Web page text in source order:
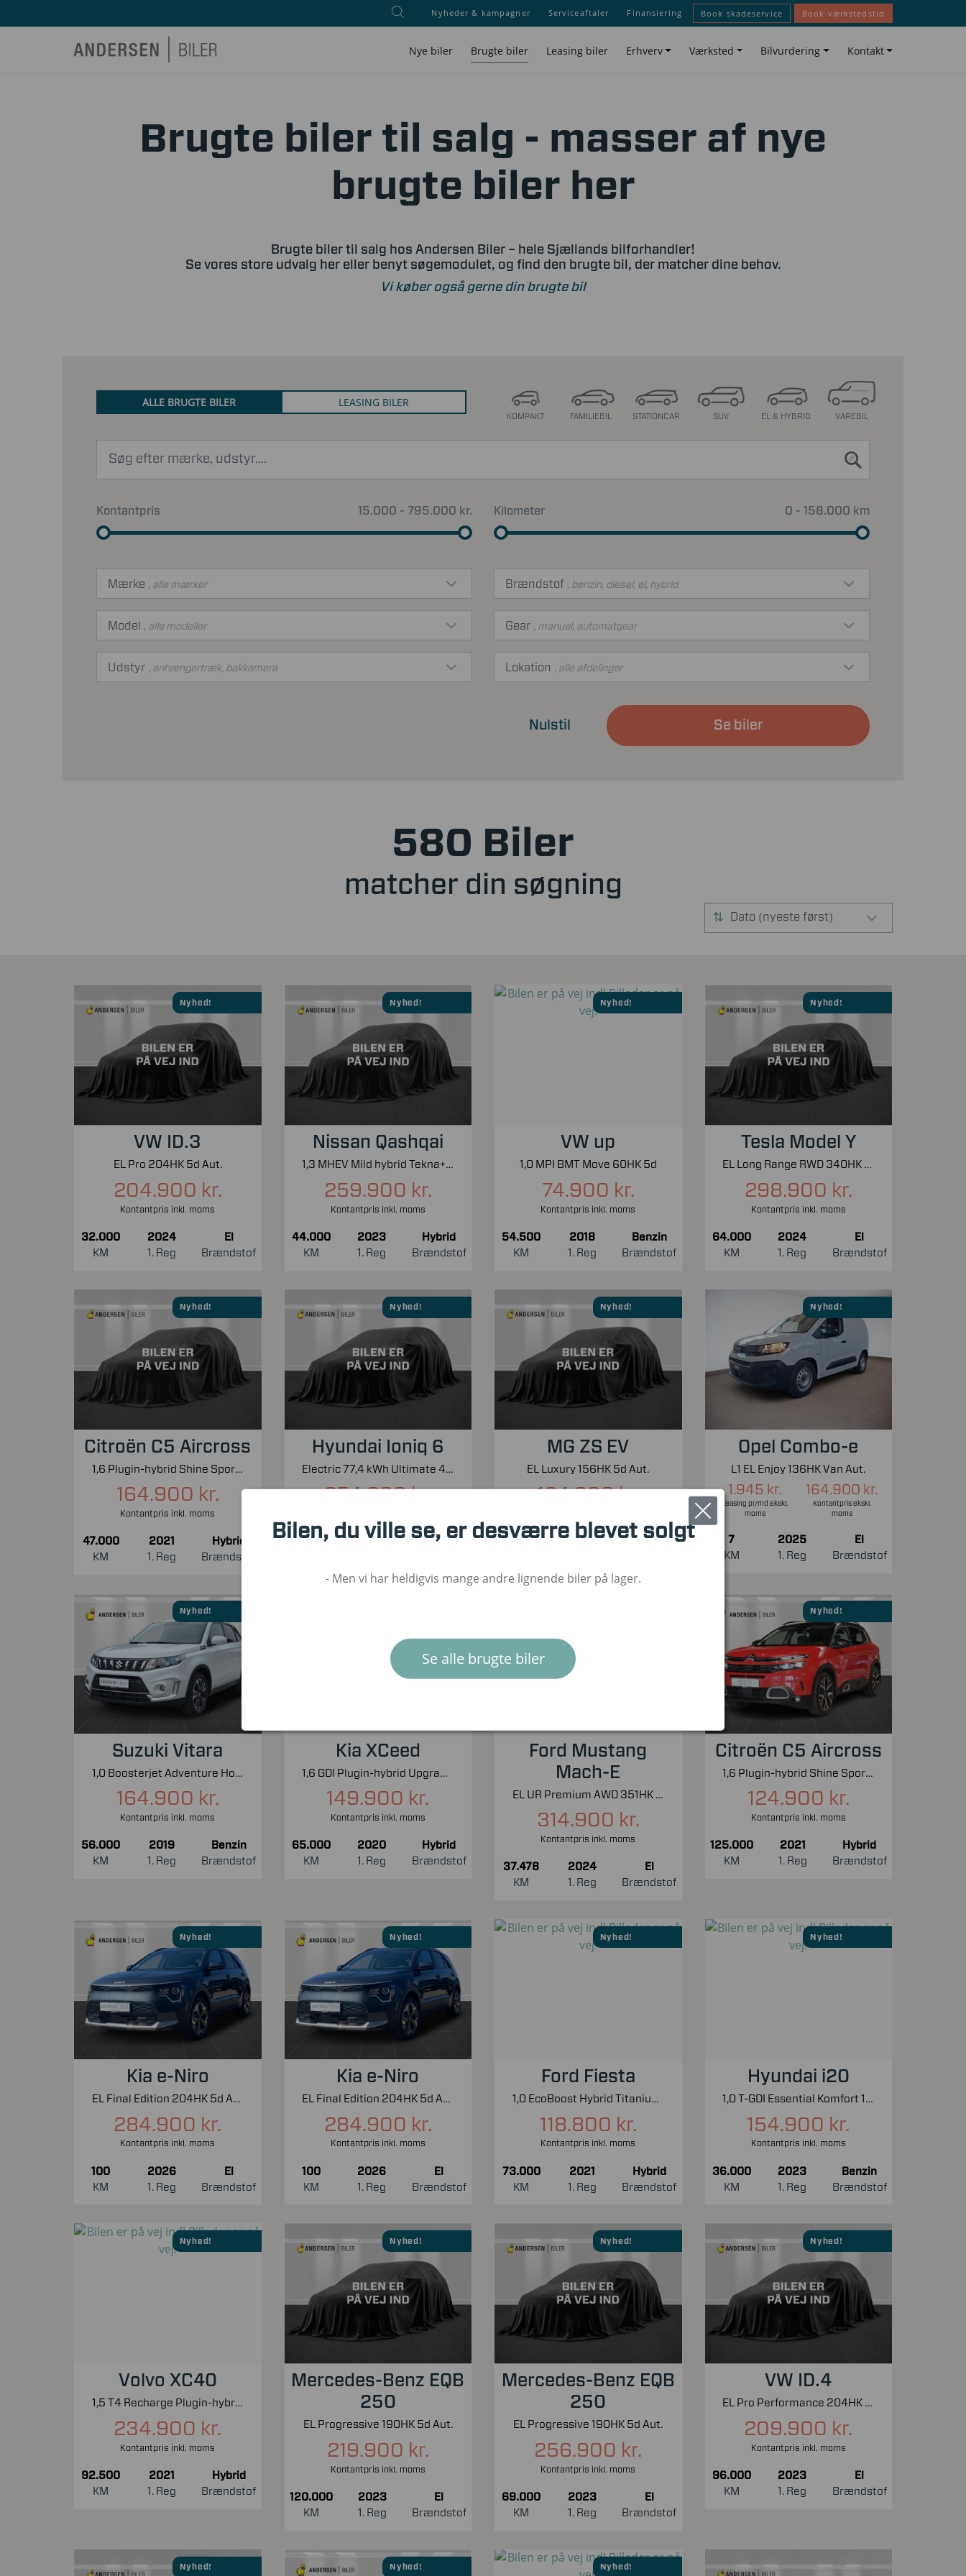
Nyheder & kampagner Serviceaftaler Finansiering Book skadeservice Book værkstedstid
Nye biler Brugte biler Leasing biler Erhverv Værksted Bilvurdering Kontakt
Brugte biler til salg - masser af nye
brugte biler her
Brugte biler til salg hos Andersen Biler – hele Sjællands bilforhandler!
Se vores store udvalg her eller benyt søgemodulet, og find den brugte bil, der matcher dine behov.
Vi køber også gerne din brugte bil
ALLE BRUGTE BILER LEASING BILER
KOMPAKT FAMILIEBIL STATIONCAR SUV EL & HYBRID VAREBIL
Kontantpris 15.000 - 795.000 kr. Kilometer 0 - 158.000 km
Mærke , alle mærker
Model , alle modeller
Brændstof , benzin, diesel, el, hybrid
Gear , manuel, automatgear
Udstyr , anhængertræk, bakkamera Lokation , alle afdelinger
Nulstil Se biler
580 Biler
matcher din søgning
Dato (nyeste først)
Nyhed!
VW ID.3
EL Pro 204HK 5d Aut.
204.900 kr.
Kontantpris inkl. moms
32.000
KM
2024
1. Reg
El
Brændstof
Nyhed!
Nissan Qashqai
1,3 MHEV Mild hybrid Tekna+ X-Tronic 158HK 5d 7g Aut.
259.900 kr.
Kontantpris inkl. moms
44.000
KM
2023
1. Reg
Hybrid
Brændstof
Nyhed!
VW up
1,0 MPI BMT Move 60HK 5d
74.900 kr.
Kontantpris inkl. moms
54.500
KM
2018
1. Reg
Benzin
Brændstof
Nyhed!
Tesla Model Y
EL Long Range RWD 340HK 5d Aut.
298.900 kr.
Kontantpris inkl. moms
64.000
KM
2024
1. Reg
El
Brændstof
Nyhed!
Citroën C5 Aircross
1,6 Plugin-hybrid Shine Sport EAT8 225HK 5d 8g Aut.
164.900 kr.
Kontantpris inkl. moms
47.000
KM
2021
1. Reg
Hybrid
Brændstof
Nyhed!
Hyundai Ioniq 6
Electric 77,4 kWh Ultimate 4WD 325HK Aut.
254.900 kr.
54.000
2023
El
Nyhed!
MG ZS EV
EL Luxury 156HK 5d Aut.
164.900 kr.
30.000
2023
El
Nyhed!
Opel Combo-e
L1 EL Enjoy 136HK Van Aut.
1.945 kr.
Leasing pr/md ekskl.
moms
164.900 kr.
Kontantpris ekskl.
moms
7
KM
2025
1. Reg
El
Brændstof
Nyhed!
Suzuki Vitara
1,0 Boosterjet Adventure Holiday 112HK 5d 6g Aut.
164.900 kr.
Kontantpris inkl. moms
56.000
KM
2019
1. Reg
Benzin
Brændstof
Kia XCeed
1,6 GDI Plugin-hybrid Upgrade m/Plus DCT 141HK 5d 6g Aut.
149.900 kr.
Kontantpris inkl. moms
65.000
KM
2020
1. Reg
Hybrid
Brændstof
Ford Mustang
Mach-E
EL UR Premium AWD 351HK 5d Aut.
314.900 kr.
Kontantpris inkl. moms
37.478
KM
2024
1. Reg
El
Brændstof
Nyhed!
Citroën C5 Aircross
1,6 Plugin-hybrid Shine Sport EAT8 225HK 5d 8g Aut.
124.900 kr.
Kontantpris inkl. moms
125.000
KM
2021
1. Reg
Hybrid
Brændstof
Nyhed!
Kia e-Niro
EL Final Edition 204HK 5d Aut.
284.900 kr.
Kontantpris inkl. moms
100
KM
2026
1. Reg
El
Brændstof
Nyhed!
Kia e-Niro
EL Final Edition 204HK 5d Aut.
284.900 kr.
Kontantpris inkl. moms
100
KM
2026
1. Reg
El
Brændstof
Nyhed!
Ford Fiesta
1,0 EcoBoost Hybrid Titanium X Start/Stop 125HK 5d 6g
118.800 kr.
Kontantpris inkl. moms
73.000
KM
2021
1. Reg
Hybrid
Brændstof
Nyhed!
Hyundai i20
1,0 T-GDI Essential Komfort 100HK 5d 6g
154.900 kr.
Kontantpris inkl. moms
36.000
KM
2023
1. Reg
Benzin
Brændstof
Nyhed!
Volvo XC40
1,5 T4 Recharge Plugin-hybrid Inscription Expression 211HK 5d 7g Aut.
234.900 kr.
Kontantpris inkl. moms
92.500
KM
2021
1. Reg
Hybrid
Brændstof
Nyhed!
Mercedes-Benz EQB
250
EL Progressive 190HK 5d Aut.
219.900 kr.
Kontantpris inkl. moms
120.000
KM
2023
1. Reg
El
Brændstof
Nyhed!
Mercedes-Benz EQB
250
EL Progressive 190HK 5d Aut.
256.900 kr.
Kontantpris inkl. moms
69.000
KM
2023
1. Reg
El
Brændstof
Nyhed!
VW ID.4
EL Pro Performance 204HK 5d Aut.
209.900 kr.
Kontantpris inkl. moms
96.000
KM
2023
1. Reg
El
Brændstof
Nyhed! Nyhed! Nyhed!
Bilen, du ville se, er desværre blevet solgt
- Men vi har heldigvis mange andre lignende biler på lager.
Se alle brugte biler